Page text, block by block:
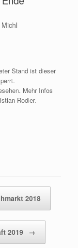
Michl
Stand ist dieser
Mehr Infos
Rodler.
2018
2019 →